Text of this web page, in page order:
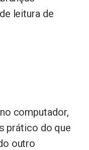
leitura de
computador,
prático do que
outro